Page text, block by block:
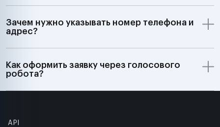
Зачем нужно указывать номер телефона и
адрес?
Как оформить заявку через голосового
робота?
API